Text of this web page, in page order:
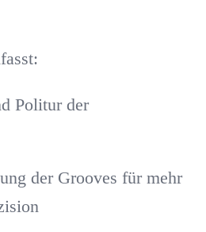
Politur der
der Grooves für mehr